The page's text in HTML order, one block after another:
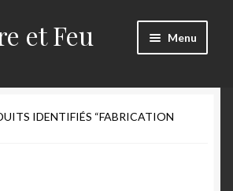
et Feu Menu
IDENTIFIÉS “FABRICATION